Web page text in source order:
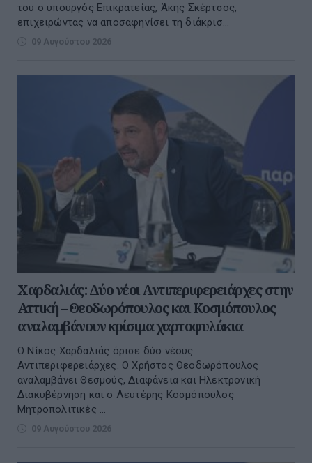
του ο υπουργός Επικρατείας, Άκης Σκέρτσος,
επιχειρώντας να αποσαφηνίσει τη διάκρισ...
09 Αυγούστου 2026
Χαρδαλιάς: Δύο νέοι Αντιπεριφερειάρχες στην
Αττική – Θεοδωρόπουλος και Κοσμόπουλος
αναλαμβάνουν κρίσιμα χαρτοφυλάκια
Ο Νίκος Χαρδαλιάς όρισε δύο νέους
Αντιπεριφερειάρχες. Ο Χρήστος Θεοδωρόπουλος
αναλαμβάνει Θεσμούς, Διαφάνεια και Ηλεκτρονική
Διακυβέρνηση και ο Λευτέρης Κοσμόπουλος
Μητροπολιτικές ...
09 Αυγούστου 2026